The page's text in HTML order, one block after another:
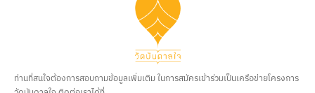
ท่านที่สนใจต้องการสอบถามข้อมูลเพิ่มเติม ในการสมัครเข้าร่วมเป็นเครือข่ายโครงการ